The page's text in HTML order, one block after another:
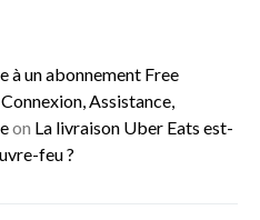
à un abonnement Free
Assistance,
on La livraison Uber Eats est-
feu ?